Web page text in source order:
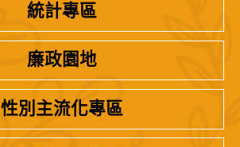
統計專區
廉政園地
性別主流化專區